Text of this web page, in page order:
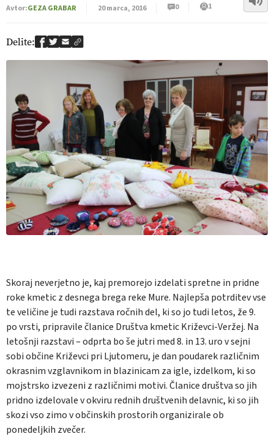
Avtor:GEZA GRABAR 20 marca, 2016 0 1
Delite:
Skoraj neverjetno je, kaj premorejo izdelati spretne in pridne
roke kmetic z desnega brega reke Mure. Najlepša potrditev vse
te veličine je tudi razstava ročnih del, ki so jo tudi letos, že 9.
po vrsti, pripravile članice Društva kmetic Križevci-Veržej. Na
letošnji razstavi – odprta bo še jutri med 8. in 13. uro v sejni
sobi občine Križevci pri Ljutomeru, je dan poudarek različnim
okrasnim vzglavnikom in blazinicam za igle, izdelkom, ki so
mojstrsko izvezeni z različnimi motivi. Članice društva so jih
pridno izdelovale v okviru rednih društvenih delavnic, ki so jih
skozi vso zimo v občinskih prostorih organizirale ob
ponedeljkih zvečer.